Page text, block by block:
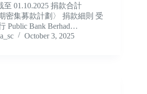
至 01.10.2025 捐款合計
密集募款計劃〉 捐款細則 受
Public Bank Berhad…
October 3, 2025